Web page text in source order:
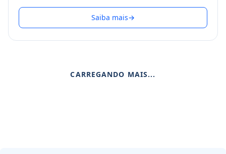
Saiba mais→
CARREGANDO MAIS...